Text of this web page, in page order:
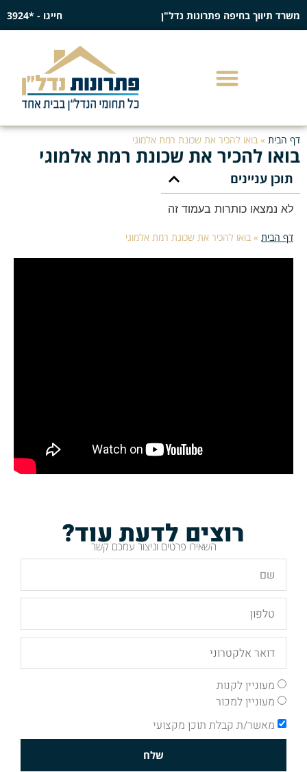
משרד תיווך בחיפה פתרונות נדל"ן חייגו - *3924
דף הבית » בואו להכיר את שכונת רמת אלמוגי
בואו להכיר את שכונת רמת אלמוגי
תוכן עניינים
לא נמצאו כותרות בעמוד זה
דף הבית » בואו להכיר את שכונת רמת אלמוגי
רוצים לדעת עוד?
השאירו פרטים וניצור עמכם קשר
מעוניין לקנות
מעוניין למכור
מאשר/ת קבלת תוכן מקצועי
שלח